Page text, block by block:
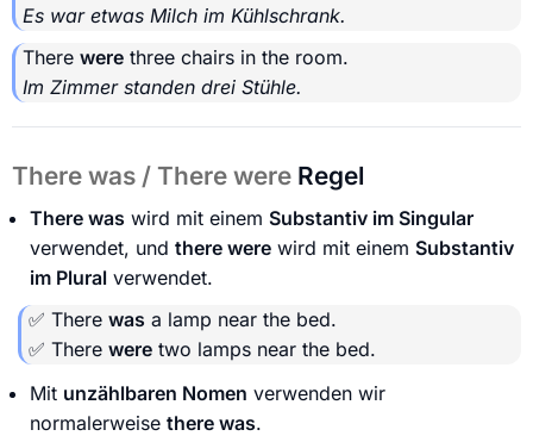
Es war etwas Milch im Kühlschrank.
There were three chairs in the room.
Im Zimmer standen drei Stühle.
There was / There were Regel
There was wird mit einem Substantiv im Singular
verwendet, und there were wird mit einem Substantiv
im Plural verwendet.
✅ There was a lamp near the bed.
✅ There were two lamps near the bed.
Mit unzählbaren Nomen verwenden wir
normalerweise there was.